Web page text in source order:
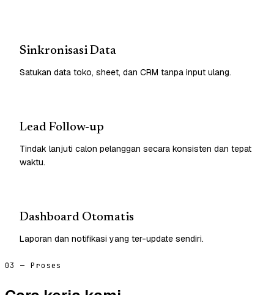
Sinkronisasi Data
Satukan data toko, sheet, dan CRM tanpa input ulang.
Lead Follow-up
Tindak lanjuti calon pelanggan secara konsisten dan tepat
waktu.
Dashboard Otomatis
Laporan dan notifikasi yang ter-update sendiri.
03 — Proses